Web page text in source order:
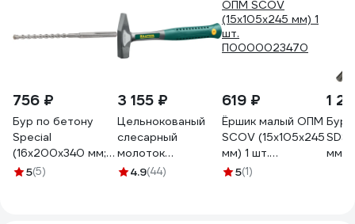
756 ₽
Бур по бетону
Special
(16x200х340 мм;
SDS-max)
5(5)
3 155 ₽
Цельнокованый
слесарный
молоток
KRAFTOOL
4.9(44)
619 ₽
Ёршик малый ОПМ
SCOV (15x105x245
мм) 1 шт.
П0000023470
5(1)
1
Бур
SDS
мм,